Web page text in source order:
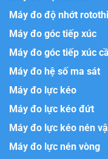
Máy đo độ nhớt
Máy đo góc tiếp xúc
Máy đo góc tiếp xúc
Máy đo hệ số ma sát
Máy đo lực kéo
Máy đo lực kéo đứt
Máy đo lực kéo nén
Máy đo lực nén vòng